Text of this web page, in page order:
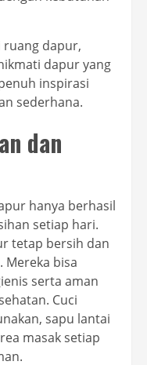
ruang dapur,
dapur yang
inspirasi
sederhana.
dan
hanya berhasil
setiap hari.
tetap bersih dan
Mereka bisa
serta aman
Cuci
sapu lantai
masak setiap